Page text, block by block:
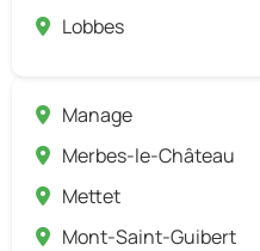
Lobbes
Manage
Merbes-le-Château
Mettet
Mont-Saint-Guibert